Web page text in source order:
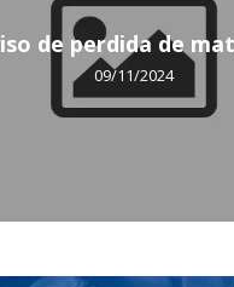
de perdida de
09/11/2024